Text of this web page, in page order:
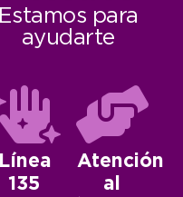
Estamos para
ayudarte
Línea
135
Atención
al